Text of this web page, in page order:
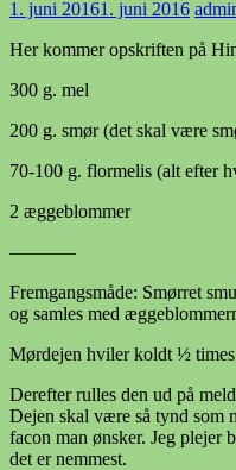
1. juni 20161. juni 2016
Her kommer opskriften på
300 g. mel
200 g. smør (det skal være
70-100 g. flormelis (alt efter
2 æggeblommer
———–
Fremgangsmåde: Smørret
og samles med
Mørdejen hviler koldt ½
Derefter rulles den ud på
Dejen skal være så tynd som
facon man ønsker. Jeg plejer
det er nemmest.